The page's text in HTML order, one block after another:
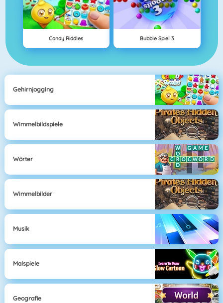
Candy Riddles Bubble Spiel 3
Gehirnjogging
Wimmelbildspiele
Wörter
Wimmelbilder
Musik
Malspiele
Geografie